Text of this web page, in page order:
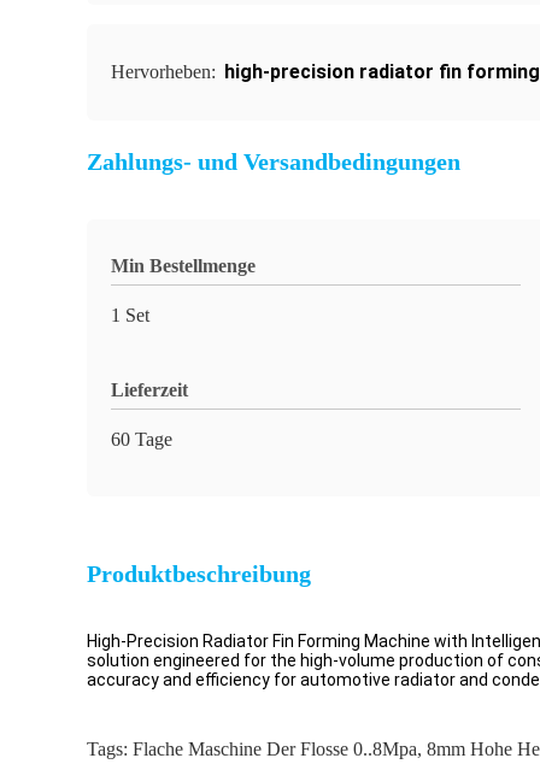
Hervorheben: high-precision radiator fin
Zahlungs- und Versandbedingungen
Min Bestellmenge
1 Set
Lieferzeit
60 Tage
Produktbeschreibung
High-Precision Radiator Fin Forming Machine with
solution engineered for the high-volume production of
accuracy and efficiency for automotive radiator and
Tags: Flache Maschine Der Flosse 0..8Mpa, 8mm Hohe